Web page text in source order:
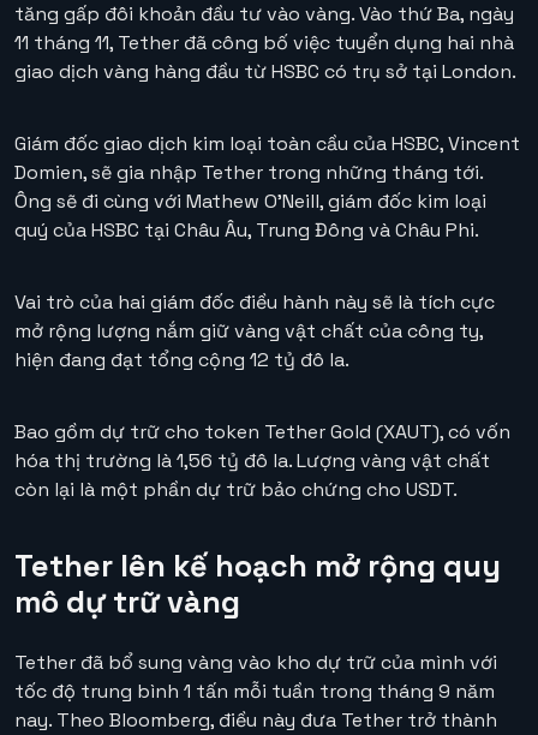
tăng gấp đôi khoản đầu tư vào vàng. Vào thứ Ba, ngày
11 tháng 11, Tether đã công bố việc tuyển dụng hai nhà
giao dịch vàng hàng đầu từ HSBC có trụ sở tại London.
Giám đốc giao dịch kim loại toàn cầu của HSBC, Vincent
Domien, sẽ gia nhập Tether trong những tháng tới.
Ông sẽ đi cùng với Mathew O’Neill, giám đốc kim loại
quý của HSBC tại Châu Âu, Trung Đông và Châu Phi.
Vai trò của hai giám đốc điều hành này sẽ là tích cực
mở rộng lượng nắm giữ vàng vật chất của công ty,
hiện đang đạt tổng cộng 12 tỷ đô la.
Bao gồm dự trữ cho token Tether Gold (XAUT), có vốn
hóa thị trường là 1,56 tỷ đô la. Lượng vàng vật chất
còn lại là một phần dự trữ bảo chứng cho USDT.
Tether lên kế hoạch mở rộng quy
mô dự trữ vàng
Tether đã bổ sung vàng vào kho dự trữ của mình với
tốc độ trung bình 1 tấn mỗi tuần trong tháng 9 năm
nay. Theo Bloomberg, điều này đưa Tether trở thành